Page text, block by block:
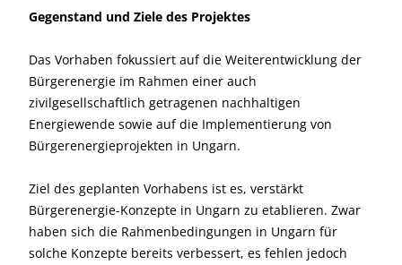
Gegenstand und Ziele des Projektes
Das Vorhaben fokussiert auf die Weiterentwicklung der
Bürgerenergie im Rahmen einer auch
zivilgesellschaftlich getragenen nachhaltigen
Energiewende sowie auf die Implementierung von
Bürgerenergieprojekten in Ungarn.
Ziel des geplanten Vorhabens ist es, verstärkt
Bürgerenergie-Konzepte in Ungarn zu etablieren. Zwar
haben sich die Rahmenbedingungen in Ungarn für
solche Konzepte bereits verbessert, es fehlen jedoch